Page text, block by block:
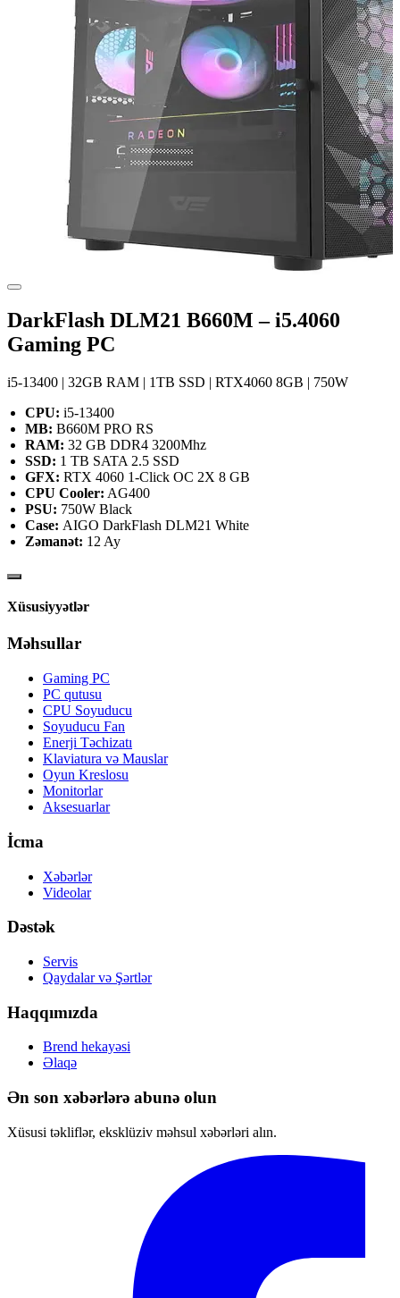
DarkFlash DLM21 B660M – i5.4060
Gaming PC
i5-13400 | 32GB RAM | 1TB SSD | RTX4060 8GB | 750W
CPU: i5-13400
MB: B660M PRO RS
RAM: 32 GB DDR4 3200Mhz
SSD: 1 TB SATA 2.5 SSD
GFX: RTX 4060 1-Click OC 2X 8 GB
CPU Cooler: AG400
PSU: 750W Black
Case: AIGO DarkFlash DLM21 White
Zəmanət: 12 Ay
Xüsusiyyətlər
Məhsullar
Gaming PC
PC qutusu
CPU Soyuducu
Soyuducu Fan
Enerji Təchizatı
Klaviatura və Mauslar
Oyun Kreslosu
Monitorlar
Aksesuarlar
İcma
Xəbərlər
Videolar
Dəstək
Servis
Qaydalar və Şərtlər
Haqqımızda
Brend hekayəsi
Əlaqə
Ən son xəbərlərə abunə olun
Xüsusi təkliflər, eksklüziv məhsul xəbərləri alın.